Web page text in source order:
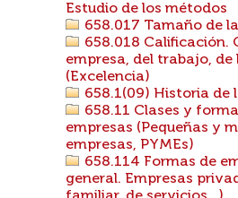
Estudio de los métodos
658.017 Tamaño de
658.018 Calificación.
empresa, del trabajo, de
(Excelencia)
658.1(09) Historia de
658.11 Clases y
empresas (Pequeñas y
empresas, PYMEs)
658.114 Formas de
general. Empresas